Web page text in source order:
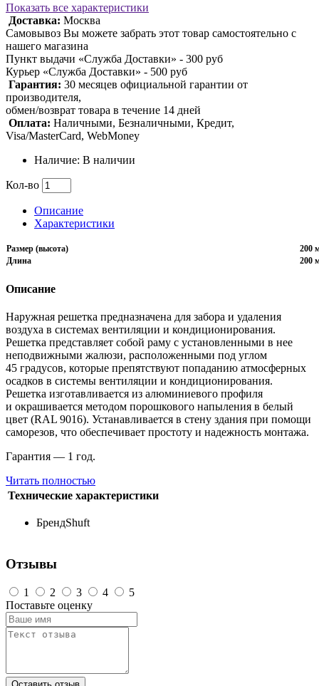
Показать все характеристики
Доставка: Москва
Самовывоз Вы можете забрать этот товар самостоятельно с
нашего магазина
Пункт выдачи «Служба Доставки» - 300 руб
Курьер «Служба Доставки» - 500 руб
Гарантия: 30 месяцев официальной гарантии от
производителя,
обмен/возврат товара в течение 14 дней
Оплата: Наличными, Безналичными, Кредит,
Visa/MasterCard, WebMoney
Наличие: В наличии
Кол-во
Описание
Характеристики
Размер (высота)
200
Длина
200
Описание
Наружная решетка предназначена для забора и удаления
воздуха в системах вентиляции и кондиционирования.
Решетка представляет собой раму с установленными в нее
неподвижными жалюзи, расположенными под углом
45 градусов, которые препятствуют попаданию атмосферных
осадков в системы вентиляции и кондиционирования.
Решетка изготавливается из алюминиевого профиля
и окрашивается методом порошкового напыления в белый
цвет (RAL 9016). Устанавливается в стену здания при помощи
саморезов, что обеспечивает простоту и надежность монтажа.
Гарантия — 1 год.
Читать полностью
Технические характеристики
БрендShuft
Отзывы
1 2 3 4
5
Поставьте оценку